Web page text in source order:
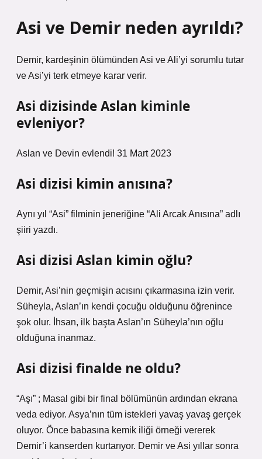
Asi ve Demir neden ayrıldı?
Demir, kardeşinin ölümünden Asi ve Ali’yi sorumlu tutar
ve Asi’yi terk etmeye karar verir.
Asi dizisinde Aslan kiminle
evleniyor?
Aslan ve Devin evlendi! 31 Mart 2023
Asi dizisi kimin anısına?
Aynı yıl “Asi” filminin jeneriğine “Ali Arcak Anısına” adlı
şiiri yazdı.
Asi dizisi Aslan kimin oğlu?
Demir, Asi’nin geçmişin acısını çıkarmasına izin verir.
Süheyla, Aslan’ın kendi çocuğu olduğunu öğrenince
şok olur. İhsan, ilk başta Aslan’ın Süheyla’nın oğlu
olduğuna inanmaz.
Asi dizisi finalde ne oldu?
“Aşı” ; Masal gibi bir final bölümünün ardından ekrana
veda ediyor. Asya’nın tüm istekleri yavaş yavaş gerçek
oluyor. Önce babasına kemik iliği örneği vererek
Demir’i kanserden kurtarıyor. Demir ve Asi yıllar sonra